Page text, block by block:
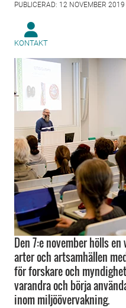
PUBLICERAD: 12 NOVEMBER 2019
KONTAKT
Den 7:e november hölls
arter och artsamhällen
för forskare och
varandra och börja
inom miljöövervakning.